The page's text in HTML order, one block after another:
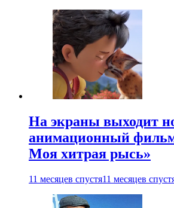
На экраны выходит
анимационный
Моя хитрая рысь»
11 месяцев спустя11 месяцев